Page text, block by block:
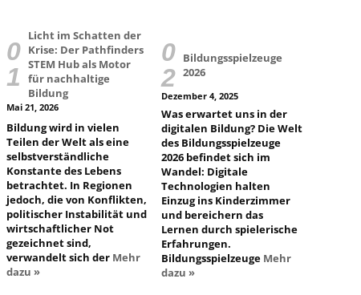
Licht im Schatten der
Krise: Der Pathfinders
STEM Hub als Motor
für nachhaltige
Bildung
Mai 21, 2026
Bildung wird in vielen
Teilen der Welt als eine
selbstverständliche
Konstante des Lebens
betrachtet. In Regionen
jedoch, die von Konflikten,
politischer Instabilität und
wirtschaftlicher Not
gezeichnet sind,
verwandelt sich der Mehr
dazu »
Bildungsspielzeuge
2026
Dezember 4, 2025
Was erwartet uns in der
digitalen Bildung? Die Welt
des Bildungsspielzeuge
2026 befindet sich im
Wandel: Digitale
Technologien halten
Einzug ins Kinderzimmer
und bereichern das
Lernen durch spielerische
Erfahrungen.
Bildungsspielzeuge Mehr
dazu »